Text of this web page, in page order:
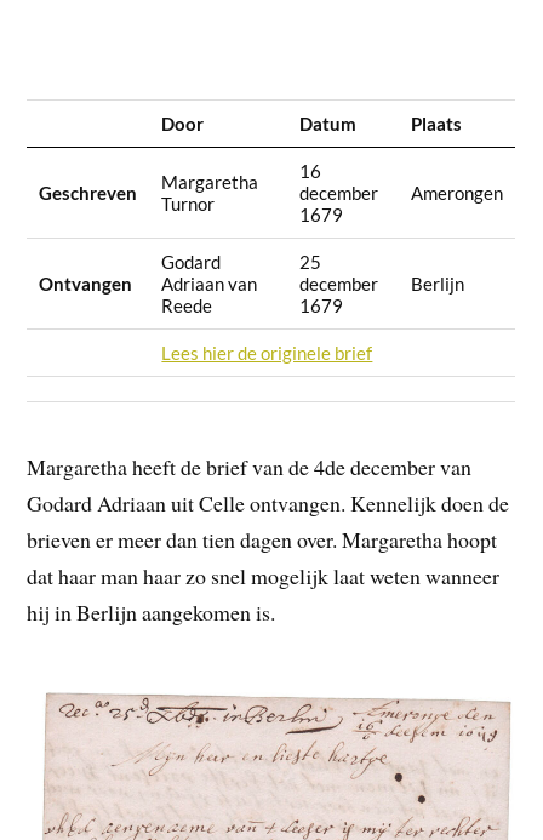
Door Datum Plaats
Geschreven
Margaretha
Turnor
16
december
1679
Amerongen
Ontvangen
Godard
Adriaan van
Reede
25
december
1679
Berlijn
Lees hier de originele brief
Margaretha heeft de brief van de 4de december van
Godard Adriaan uit Celle ontvangen. Kennelijk doen de
brieven er meer dan tien dagen over. Margaretha hoopt
dat haar man haar zo snel mogelijk laat weten wanneer
hij in Berlijn aangekomen is.